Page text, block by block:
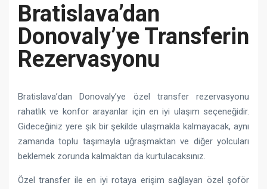
Bratislava’dan
Donovaly’ye Transferin
Rezervasyonu
Bratislava’dan Donovaly’ye özel transfer rezervasyonu
rahatlık ve konfor arayanlar için en iyi ulaşım seçeneğidir.
Gideceğiniz yere şık bir şekilde ulaşmakla kalmayacak, aynı
zamanda toplu taşımayla uğraşmaktan ve diğer yolcuları
beklemek zorunda kalmaktan da kurtulacaksınız.
Özel transfer ile en iyi rotaya erişim sağlayan özel şoför